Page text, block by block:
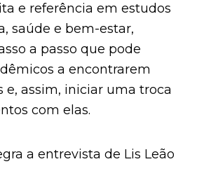
e referência em estudos
saúde e bem-estar,
a passo que pode
a encontrarem
e, assim, iniciar uma troca
com elas.
a entrevista de Lis Leão